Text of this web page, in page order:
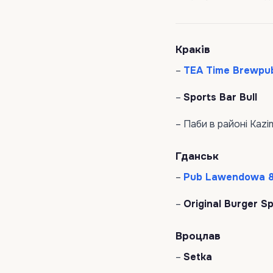
Краків
– TEA Time
– Sports Bar Bull
– Паби в районі
Гданськ
– Pub Lawendowa
– Original Burger
Вроцлав
– Setka